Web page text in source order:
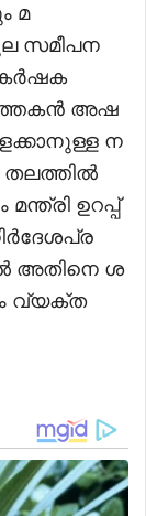
മ
സമീപന
കർഷക
അഷ
ന
തലത്തിൽ
ഉറപ്പ്
അതിനെ ശ
വ്യക്ത